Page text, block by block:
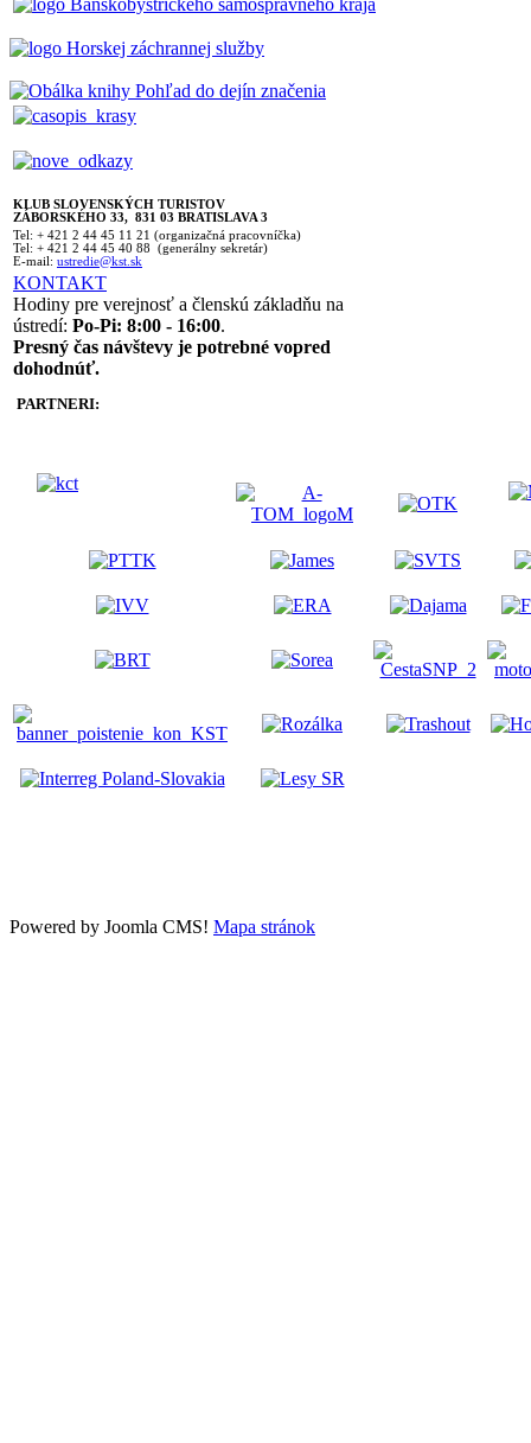
KLUB SLOVENSKÝCH TURISTOV
ZÁBORSKÉHO 33, 831 03 BRATISLAVA 3
Tel: + 421 2 44 45 11 21 (organizačná pracovníčka)
Tel: + 421 2 44 45 40 88 (generálny sekretár)
E-mail: ustredie@kst.sk
KONTAKT
Hodiny pre verejnosť a členskú základňu na
ústredí: Po-Pi: 8:00 - 16:00.
Presný čas návštevy je potrebné vopred
dohodnúť.
PARTNERI:
Powered by Joomla CMS! Mapa stránok